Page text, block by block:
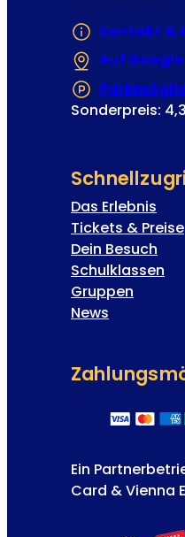
Kontakt &
Auf
Sonderpreis:
Das Erlebnis
Tickets & Preise
Dein Besuch
Schulklassen
Gruppen
News
Ein
Card & Vienna